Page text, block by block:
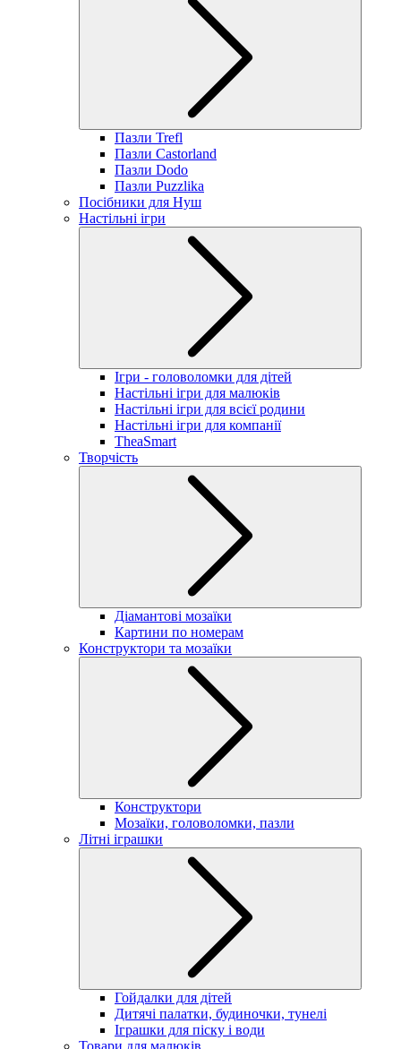
Пазли Trefl
Пазли Castorland
Пазли Dodo
Пазли Puzzlika
Посібники для Нуш
Настільні ігри
Ігри - головоломки для дітей
Настільні ігри для малюків
Настільні ігри для всієї родини
Настільні ігри для компанії
TheaSmart
Творчість
Діамантові мозаїки
Картини по номерам
Конструктори та мозаїки
Конструктори
Мозаїки, головоломки, пазли
Літні іграшки
Гойдалки для дітей
Дитячі палатки, будиночки, тунелі
Іграшки для піску і води
Товари для малюків